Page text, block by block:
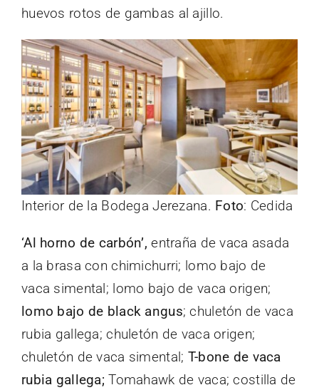
huevos rotos de gambas al ajillo.
Interior de la Bodega Jerezana. Foto: Cedida
‘Al horno de carbón’, entraña de vaca asada
a la brasa con chimichurri; lomo bajo de
vaca simental; lomo bajo de vaca origen;
lomo bajo de black angus; chuletón de vaca
rubia gallega; chuletón de vaca origen;
chuletón de vaca simental; T-bone de vaca
rubia gallega; Tomahawk de vaca; costilla de